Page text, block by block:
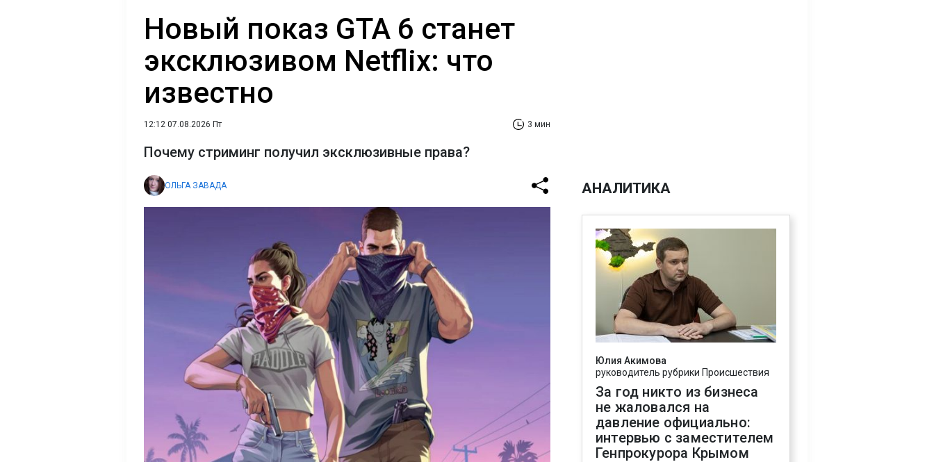
Новый показ GTA 6 станет
эксклюзивом Netflix: что
известно
12:12 07.08.2026 Пт 3 мин
Почему стриминг получил эксклюзивные права?
ОЛЬГА ЗАВАДА АНАЛИТИКА
Юлия Акимова
руководитель рубрики Происшествия
За год никто из бизнеса
не жаловался на
давление официально:
интервью с заместителем
Генпрокурора Крымом